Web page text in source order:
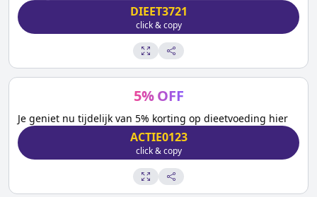
DIEET3721
click & copy
5% OFF
Je geniet nu tijdelijk van 5% korting op dieetvoeding hier
ACTIE0123
click & copy